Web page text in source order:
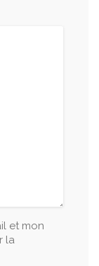
et mon
la